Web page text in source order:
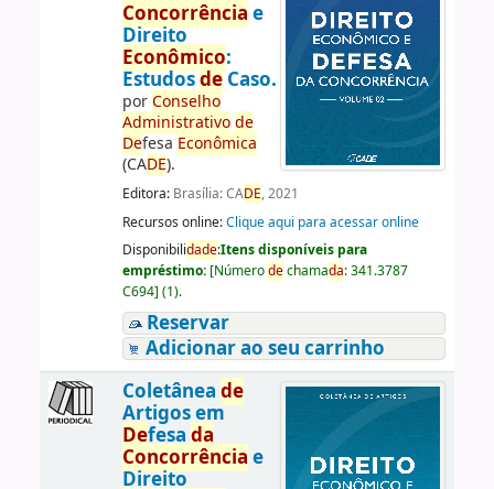
Concorrência e
Direito
Econômico:
EstudosdeCaso.
porConselho
Administrativo de
Defesa Econômica
(CADE).
Editora: Brasília: CADE, 2021
Recursos online:Clique aqui para acessar online
Disponibilidade:Itens disponíveis para
empréstimo: [Númerodechamada:341.3787
C694] (1).
Reservar
Adicionar ao seu carrinho
Coletânea de
Artigos em
Defesa da
Concorrência e
Direito